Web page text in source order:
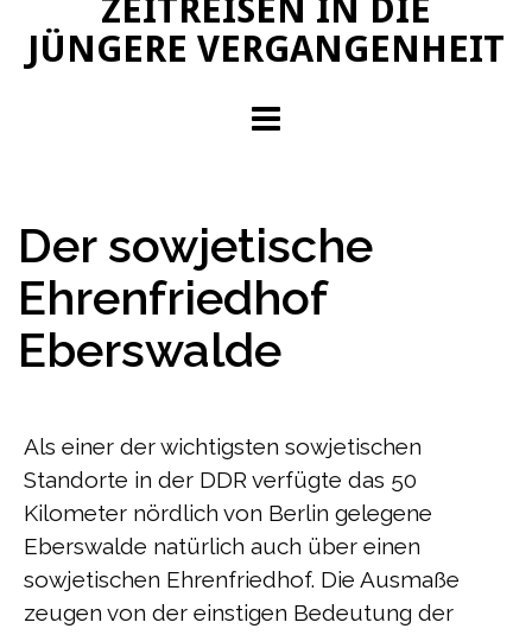
ZEITREISEN IN DIE
JÜNGERE VERGANGENHEIT
Der sowjetische
Ehrenfriedhof
Eberswalde
Als einer der wichtigsten sowjetischen
Standorte in der DDR verfügte das 50
Kilometer nördlich von Berlin gelegene
Eberswalde natürlich auch über einen
sowjetischen Ehrenfriedhof. Die Ausmaße
zeugen von der einstigen Bedeutung der